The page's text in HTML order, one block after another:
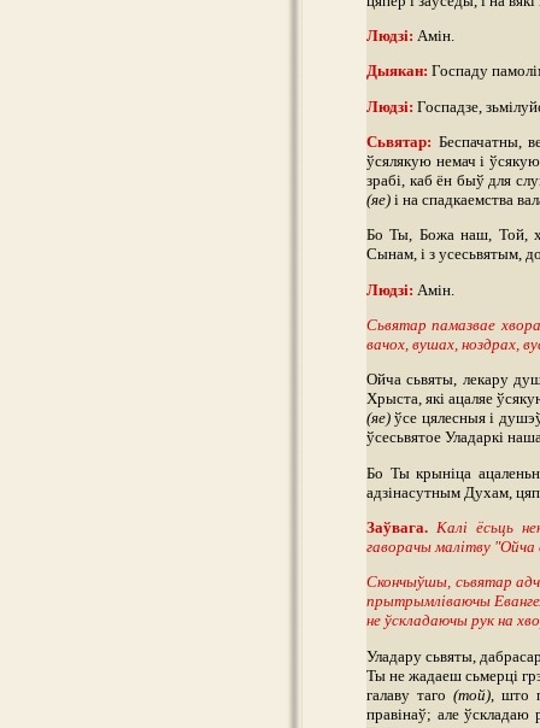
Людзі: Амін.
Дыякан: Госпаду
Людзі: Госпадзе,
Сьвятар: Беспачатны,
ўсялякую немач і
зрабі, каб ён быў для
(яе) і на спадкаемства
Бо Ты, Божа наш, Той,
Сынам, і з усесьвятым,
Людзі: Амін.
Сьвятар памазвае
вачох, вушах, ноздрах,
Ойча сьвяты, лекару
Хрыста, які ацаляе
(яе) ўсе цялесныя і
ўсесьвятое Уладаркі
Бо Ты крыніца
адзінасутным Духам,
Заўвага. Калі ёсьць
гаворачы малітву "Ойча
Скончыўшы, сьвятар
прытрымліваючы
не ўскладаючы рук на
Уладару сьвяты,
Ты не жадаеш сьмерці
галаву таго (той) ,
правінаў; але